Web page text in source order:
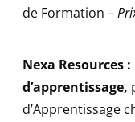
de Formation –
Nexa Resources
d’apprentissage,
d’Apprentissage